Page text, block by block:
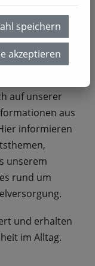
Alltag.
auf unserer
aus
informieren
unserem
rund um
und erhalten
im Alltag.
speichern
akzeptieren